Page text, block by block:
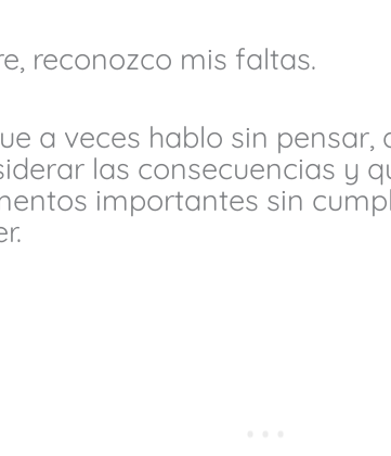
reconozco mis faltas.
a veces hablo sin pensar,
las consecuencias y
importantes sin